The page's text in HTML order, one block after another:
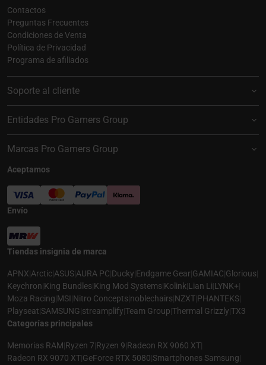
Contactos
Preguntas Frecuentes
Condiciones de Venta
Política de Privacidad
Programa de afiliados
Soporte al cliente
Entidades Pro Gamers Group
Marcas Pro Gamers Group
Aceptamos
Envío
Tiendas insignia de marca
APNX|Arctic|ASUS|AURA PC|Ducky|Endgame Gear|GAMIAC|Glorious|
Keychron|King Bundles|King Mod Systems|Kolink|Lian Li|LYNK+|
Moza Racing|MSI|Nitro Concepts|noblechairs|NZXT|PHANTEKS|
Playseat|SAMSUNG|streamplify|Team Group|Thermal Grizzly|TX3
Categorías principales
Memorias RAM|Ryzen 7|Ryzen 9|Radeon RX 9060 XT|
Radeon RX 9070 XT|GeForce RTX 5080|Smartphones Samsung|